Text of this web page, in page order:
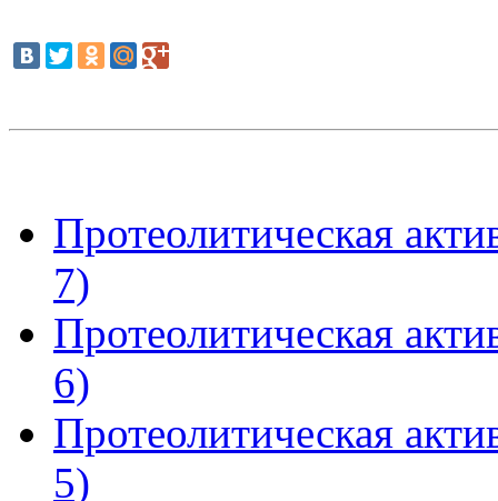
Протеолитическая
7)
Протеолитическая
6)
Протеолитическая
5)